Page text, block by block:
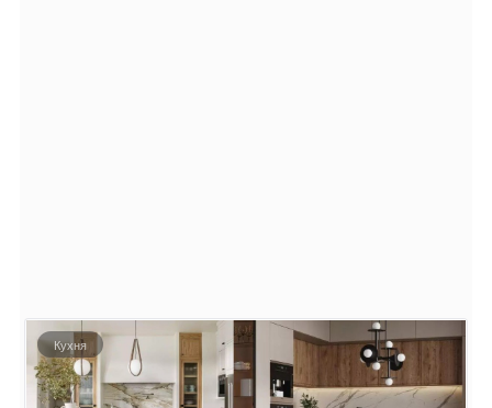
Кухня